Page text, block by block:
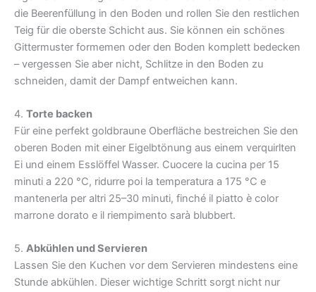
die Beerenfüllung in den Boden und rollen Sie den restlichen
Teig für die oberste Schicht aus. Sie können ein schönes
Gittermuster formemen oder den Boden komplett bedecken
– vergessen Sie aber nicht, Schlitze in den Boden zu
schneiden, damit der Dampf entweichen kann.
4. Torte backen
Für eine perfekt goldbraune Oberfläche bestreichen Sie den
oberen Boden mit einer Eigelbtönung aus einem verquirlten
Ei und einem Esslöffel Wasser. Cuocere la cucina per 15
minuti a 220 °C, ridurre poi la temperatura a 175 °C e
mantenerla per altri 25–30 minuti, finché il piatto è color
marrone dorato e il riempimento sarà blubbert.
5. Abkühlen und Servieren
Lassen Sie den Kuchen vor dem Servieren mindestens eine
Stunde abkühlen. Dieser wichtige Schritt sorgt nicht nur